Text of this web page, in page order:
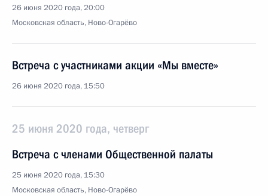
26 июня 2020 года, 20:00
Московская область, Ново-Огарёво
Встреча с участниками акции «Мы вместе»
26 июня 2020 года, 15:50
25 июня 2020 года, четверг
Встреча с членами Общественной палаты
25 июня 2020 года, 15:30
Московская область, Ново-Огарёво